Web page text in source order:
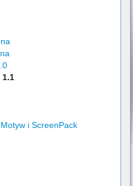
1.1
i ScreenPack